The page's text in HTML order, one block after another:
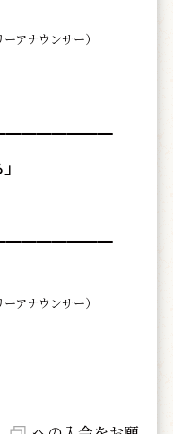
ーアナウンサー）
ーアナウンサー）